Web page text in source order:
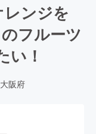
レンジを
フルーツ
い！
大阪府